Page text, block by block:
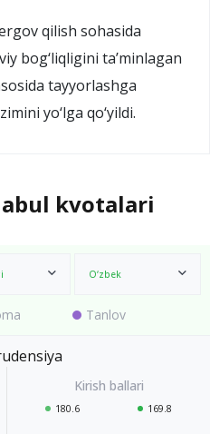
qilish sohasida
bog‘liqligini ta’minlagan
tayyorlashga
yo‘lga qo‘yildi.
kvotalari
O‘zbek
Tanlov
180.6 169.8